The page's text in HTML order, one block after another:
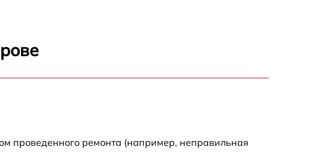
проведенного ремонта (например, неправильная